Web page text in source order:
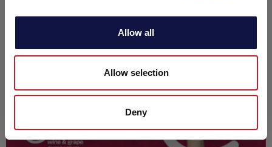
Allow all
Allow selection
Deny
阅读更多